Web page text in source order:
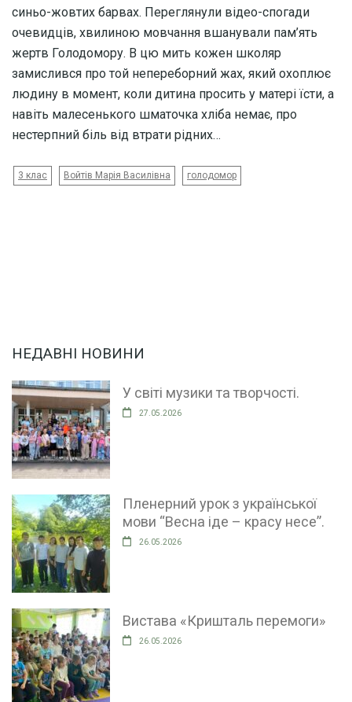
синьо-жовтих барвах. Переглянули відео-спогади
очевидців, хвилиною мовчання вшанували пам’ять
жертв Голодомору. В цю мить кожен школяр
замислився про той непереборний жах, який охоплює
людину в момент, коли дитина просить у матері їсти, а
навіть малесенького шматочка хліба немає, про
нестерпний біль від втрати рідних…
3 клас Войтів Марія Василівна голодомор
НЕДАВНІ НОВИНИ
У світі музики та творчості.
27.05.2026
Пленерний урок з української
мови “Весна іде – красу несе”.
26.05.2026
Вистава «Кришталь перемоги»
26.05.2026